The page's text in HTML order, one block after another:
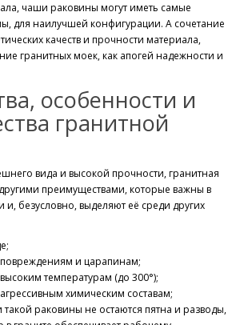
чаши раковины могут иметь самые
для наилучшей конфигурации. А сочетание
качеств и прочности материала,
гранитных моек, как апогей надежности и
особенности и
гранитной
вида и высокой прочности, гранитная
преимуществами, которые важны в
и, безусловно, выделяют её среди других
повреждениям и царапинам;
температурам (до 300°);
химическим составам;
такой раковины не остаются пятна и разводы,